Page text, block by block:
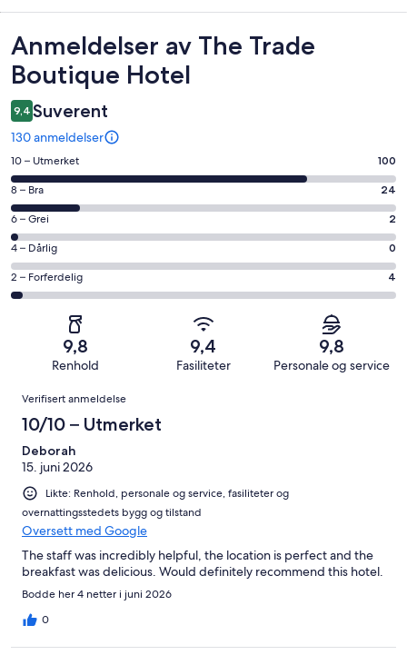
Anmeldelser
Anmeldelser av The Trade
Boutique Hotel
9,4 Suverent
130 anmeldelser
Rangering
på
10
−
Utmerket.
100
av
totalt
anmeldelser.
10 – Utmerket 100
Rangering
på
8
−
Bra.
24
anmeldelser.
8 – Bra 24
Rangering
på
6
−
Grei.
anmeldelser.
6 – Grei 2
Rangering
på
4
130
anmeldelser.
4 – Dårlig 0
Rangering
på
Forferdelig.
av
130
anmeldelser.
2 – Forferdelig 4
9,8
Renhold
9,4
Fasiliteter
9,8
Personale og service
Anmeldelser
Verifisert anmeldelse
10/10 – Utmerket
Deborah
15. juni 2026
Likte: Renhold, personale og service, fasiliteter og
overnattingsstedets bygg og tilstand
Oversett med Google
The staff was incredibly helpful, the location is perfect and the
breakfast was delicious. Would definitely recommend this hotel.
Bodde her 4 netter i juni 2026
0